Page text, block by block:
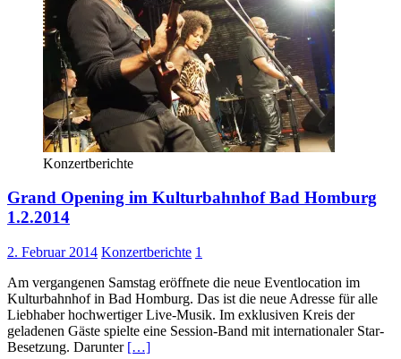
Konzertberichte
Grand Opening im Kulturbahnhof Bad Homburg
1.2.2014
2. Februar 2014 Konzertberichte 1
Am vergangenen Samstag eröffnete die neue Eventlocation im
Kulturbahnhof in Bad Homburg. Das ist die neue Adresse für alle
Liebhaber hochwertiger Live-Musik. Im exklusiven Kreis der
geladenen Gäste spielte eine Session-Band mit internationaler Star-
Besetzung. Darunter […]